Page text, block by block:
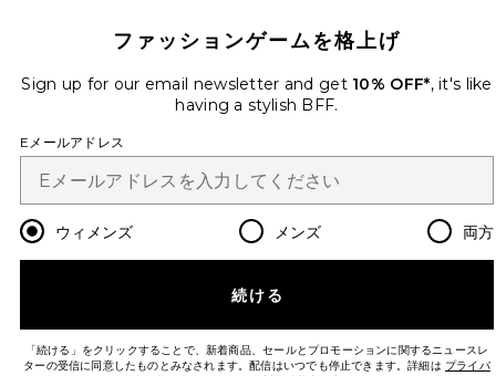
Change Country Regions
ja USD
改善にご協力ください！
© EMINENT, INC. (A REVOLVE GROUP COMPANY). ALL RIGHTS RESERVED
ファッションゲームを格上げ
Sign up for our email newsletter and get 10% OFF*, it's like
having a stylish BFF.
Eメールアドレス
ウィメンズ メンズ 両方
続ける
「続ける」をクリックすることで、新着商品、セールとプロモーションに関するニュースレ
ターの受信に同意したものとみなされます。配信はいつでも停止できます。詳細は プライバ